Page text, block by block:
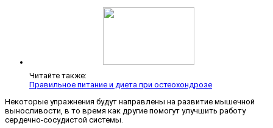
Читайте также:
Правильное питание и диета при остеохондрозе
Некоторые упражнения будут направлены на развитие мышечной
выносливости, в то время как другие помогут улучшить работу
сердечно-сосудистой системы.